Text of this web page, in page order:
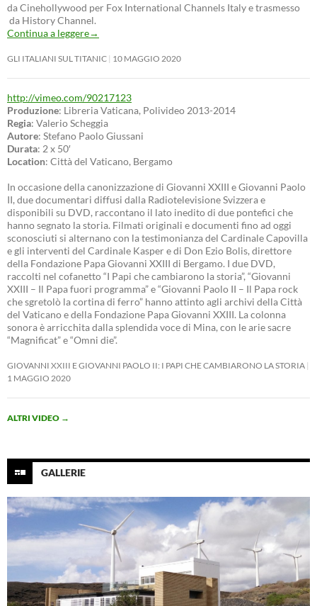
da Cinehollywood per Fox International Channels Italy e trasmesso
da History Channel.
Continua a leggere→
GLI ITALIANI SUL TITANIC 10 MAGGIO 2020
http://vimeo.com/90217123
Produzione: Libreria Vaticana, Polivideo 2013-2014
Regia: Valerio Scheggia
Autore: Stefano Paolo Giussani
Durata: 2 x 50′
Location: Città del Vaticano, Bergamo
In occasione della canonizzazione di Giovanni XXIII e Giovanni Paolo
II, due documentari diffusi dalla Radiotelevisione Svizzera e
disponibili su DVD, raccontano il lato inedito di due pontefici che
hanno segnato la storia. Filmati originali e documenti fino ad oggi
sconosciuti si alternano con la testimonianza del Cardinale Capovilla
e gli interventi del Cardinale Kasper e di Don Ezio Bolis, direttore
della Fondazione Papa Giovanni XXIII di Bergamo. I due DVD,
raccolti nel cofanetto “I Papi che cambiarono la storia”, “Giovanni
XXIII – Il Papa fuori programma” e “Giovanni Paolo II – Il Papa rock
che sgretolò la cortina di ferro” hanno attinto agli archivi della Città
del Vaticano e della Fondazione Papa Giovanni XXIII. La colonna
sonora è arricchita dalla splendida voce di Mina, con le arie sacre
“Magnificat” e “Omni die”.
GIOVANNI XXIII E GIOVANNI PAOLO II: I PAPI CHE CAMBIARONO LA STORIA
1 MAGGIO 2020
ALTRI VIDEO →
GALLERIE